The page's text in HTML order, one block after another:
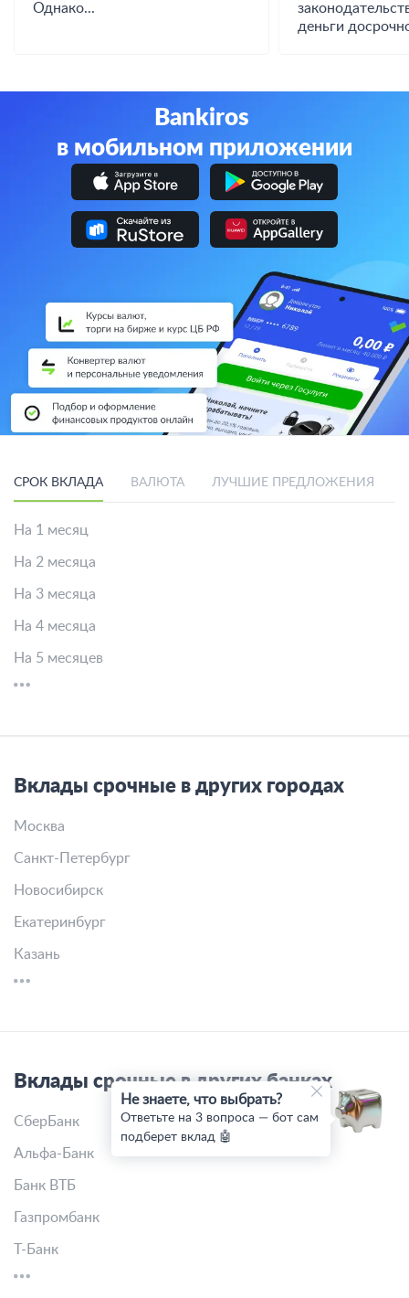
Однако...
деньги
Bankiros
в мобильном приложении
СРОК ВКЛАДА ВАЛЮТА ЛУЧШИЕ ПРЕДЛОЖЕНИЯ
На 1 месяц
На 2 месяца
На 3 месяца
На 4 месяца
На 5 месяцев
Вклады срочные в других городах
Москва
Санкт-Петербург
Новосибирск
Екатеринбург
Казань
Вклады срочные в других банках
СберБанк
Альфа-Банк
Банк ВТБ
Газпромбанк
Т-Банк
Не знаете, что выбрать?
Ответьте на 3 вопроса — бот сам
подберет вклад 🤖